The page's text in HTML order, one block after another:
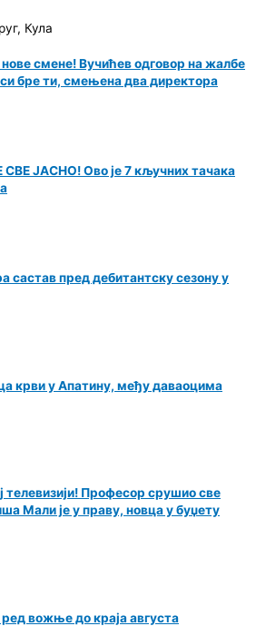
, Кула
смене! Вучићев одговор на жалбе
бре ти, смењена два директора
ЈАСНО! Ово је 7 кључних тачака
састав пред дебитантску сезону у
крви у Апатину, међу даваоцима
телевизији! Професор срушио све
Мали је у праву, новца у буџету
вожње до краја августа